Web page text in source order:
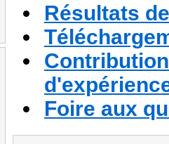
Résultats
Foire aux